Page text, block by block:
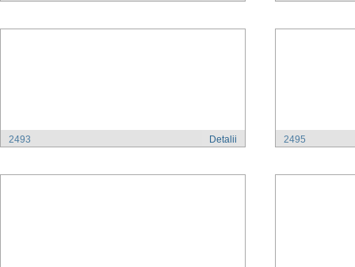
Detalii
2493 2495